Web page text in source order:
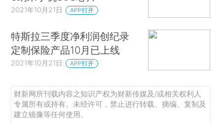
2021年10月21日 APP打开
特斯拉三季度净利润创纪录
定制保险产品10月已上线
2021年10月21日 APP打开
财新网所刊载内容之知识产权为财新传媒及/或相关权利人
专属所有或持有。未经许可，禁止进行转载、摘编、复制及
建立镜像等任何使用。